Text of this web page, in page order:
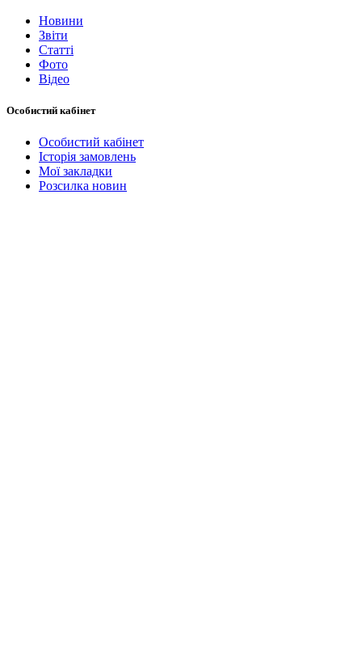
Новини
Звіти
Статті
Фото
Відео
Особистий кабінет
Особистий кабінет
Історія замовлень
Мої закладки
Розсилка новин